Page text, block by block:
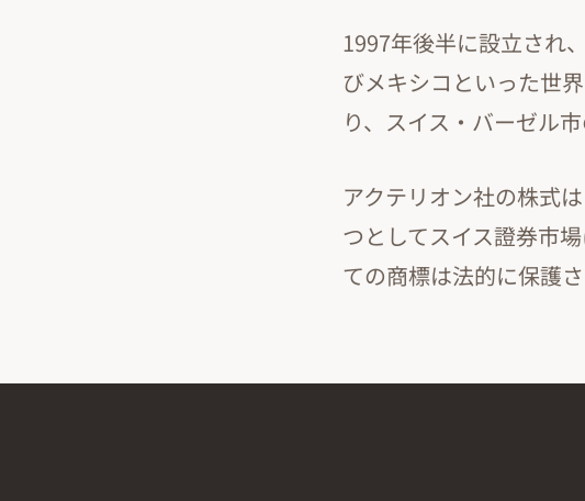
1997年後半に設立され
びメキシコといった世
り、スイス・バーゼル
アクテリオン社の株式
つとしてスイス證券市
ての商標は法的に保護さ